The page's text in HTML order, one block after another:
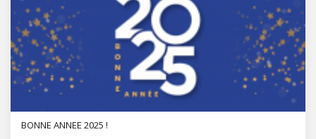
BONNE ANNEE 2025 !